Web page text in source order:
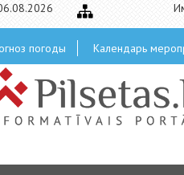
погоды Календарь